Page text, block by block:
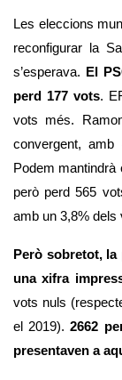
Les eleccions
reconfigurar la
s’esperava.
El
perd 177 vots.
vots més.
convergent,
Podem
però perd 565
amb un 3,8% dels
Però sobretot,
una xifra
vots nuls
el 2019). 2662
presentaven a